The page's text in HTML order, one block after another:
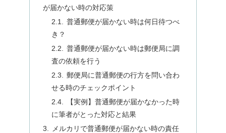
が届かない時の対応策
普通郵便が届かない時は何日待つべ
き？
普通郵便が届かない時は郵便局に調
査の依頼を行う
郵便局に普通郵便の行方を問い合わ
せる時のチェックポイント
【実例】普通郵便が届かなかった時
に筆者がとった対応と結果
メルカリで普通郵便が届かない時の責任